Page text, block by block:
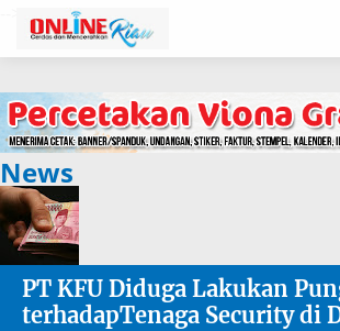
News
PT KFU Diduga Lakukan
terhadapTenaga Security di